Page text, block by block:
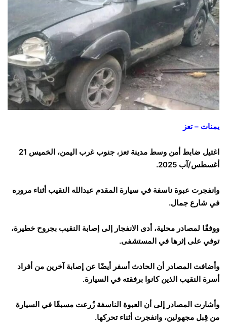
يمنات – تعز
اغتيل ضابط أمن وسط مدينة تعز، جنوب غرب اليمن، الخميس 21
أغسطس/آب 2025.
وانفجرت عبوة ناسفة في سيارة المقدم عبدالله النقيب أثناء مروره
في شارع جمال.
ووفقًا لمصادر محلية، أدى الانفجار إلى إصابة النقيب بجروح خطيرة،
توفي على إثرها في المستشفى.
وأضافت المصادر أن الحادث أسفر أيضًا عن إصابة آخرين من أفراد
أسرة النقيب الذين كانوا برفقته في السيارة.
وأشارت المصادر إلى أن العبوة الناسفة زُرعت مسبقًا في السيارة
من قِبل مجهولين، وانفجرت أثناء تحركها.